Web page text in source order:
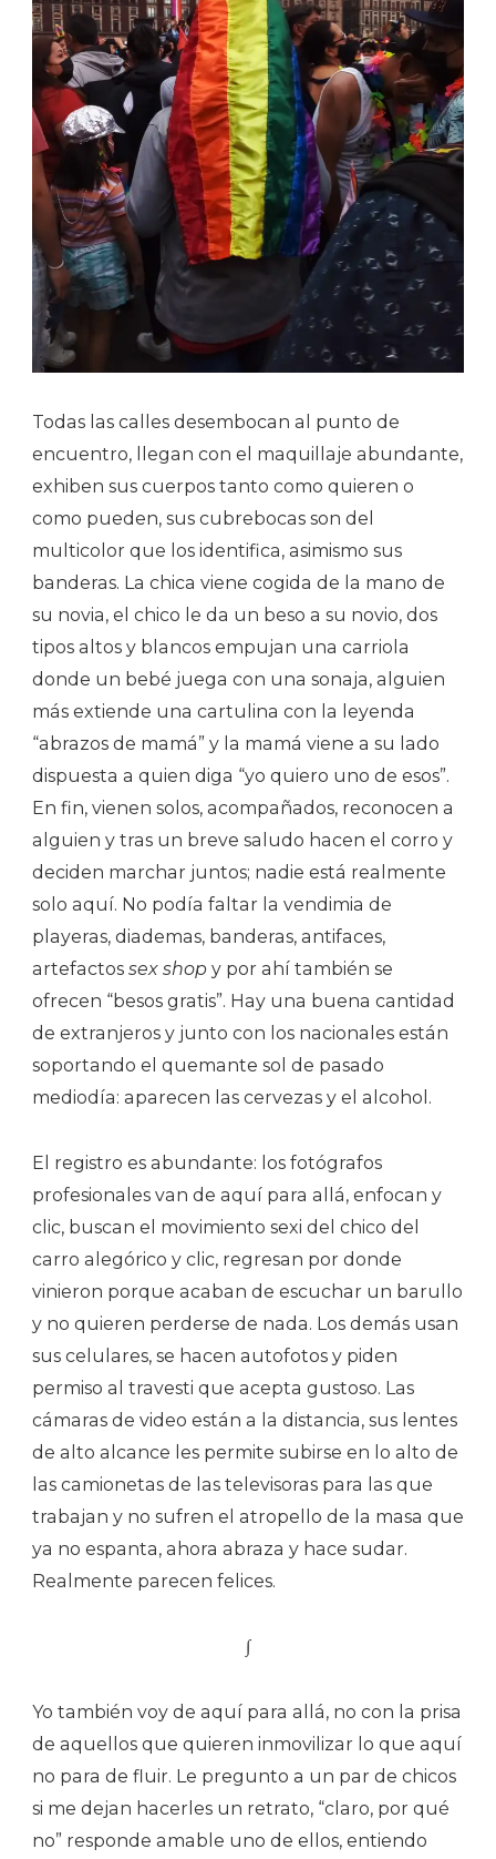
Todas las calles desembocan al punto de
encuentro, llegan con el maquillaje abundante,
exhiben sus cuerpos tanto como quieren o
como pueden, sus cubrebocas son del
multicolor que los identifica, asimismo sus
banderas. La chica viene cogida de la mano de
su novia, el chico le da un beso a su novio, dos
tipos altos y blancos empujan una carriola
donde un bebé juega con una sonaja, alguien
más extiende una cartulina con la leyenda
“abrazos de mamá” y la mamá viene a su lado
dispuesta a quien diga “yo quiero uno de esos”.
En fin, vienen solos, acompañados, reconocen a
alguien y tras un breve saludo hacen el corro y
deciden marchar juntos; nadie está realmente
solo aquí. No podía faltar la vendimia de
playeras, diademas, banderas, antifaces,
artefactos sex shop y por ahí también se
ofrecen “besos gratis”. Hay una buena cantidad
de extranjeros y junto con los nacionales están
soportando el quemante sol de pasado
mediodía: aparecen las cervezas y el alcohol.
El registro es abundante: los fotógrafos
profesionales van de aquí para allá, enfocan y
clic, buscan el movimiento sexi del chico del
carro alegórico y clic, regresan por donde
vinieron porque acaban de escuchar un barullo
y no quieren perderse de nada. Los demás usan
sus celulares, se hacen autofotos y piden
permiso al travesti que acepta gustoso. Las
cámaras de video están a la distancia, sus lentes
de alto alcance les permite subirse en lo alto de
las camionetas de las televisoras para las que
trabajan y no sufren el atropello de la masa que
ya no espanta, ahora abraza y hace sudar.
Realmente parecen felices.
∫
Yo también voy de aquí para allá, no con la prisa
de aquellos que quieren inmovilizar lo que aquí
no para de fluir. Le pregunto a un par de chicos
si me dejan hacerles un retrato, “claro, por qué
no” responde amable uno de ellos, entiendo